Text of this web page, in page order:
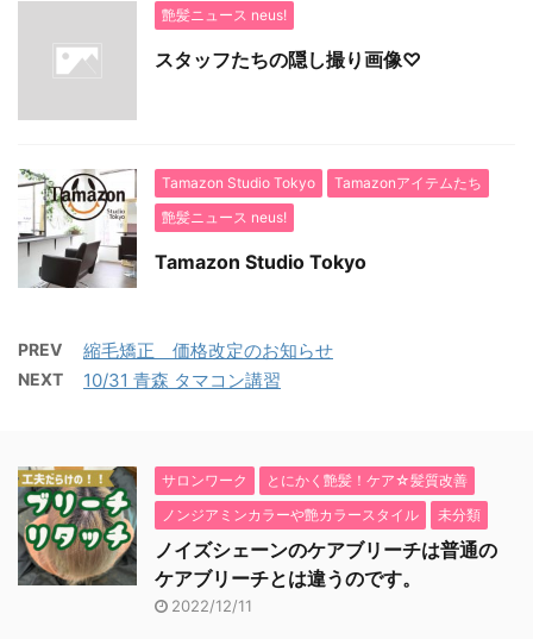
艶髪ニュース neus!
スタッフたちの隠し撮り画像♡
Tamazon Studio Tokyo
Tamazonアイテムたち
艶髪ニュース neus!
Tamazon Studio Tokyo
PREV 縮毛矯正 価格改定のお知らせ
NEXT 10/31 青森 タマコン講習
サロンワーク
とにかく艶髪！ケア☆髪質改善
ノンジアミンカラーや艶カラースタイル
未分類
ノイズシェーンのケアブリーチは普通の
ケアブリーチとは違うのです。
2022/12/11